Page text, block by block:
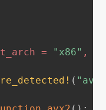
= "x86" ,
(